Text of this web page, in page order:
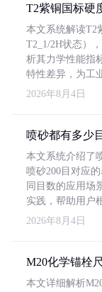
T2紫铜国标硬
本文系统解读T2
T2_1/2H状态）
析其力学性能指
特性差异，为工
2026年8月4日
喷砂都有多少目
本文系统介绍了
喷砂200目对应
同目数的应用场
实践，帮助用户
2026年8月4日
M20化学锚栓
本文详细解析